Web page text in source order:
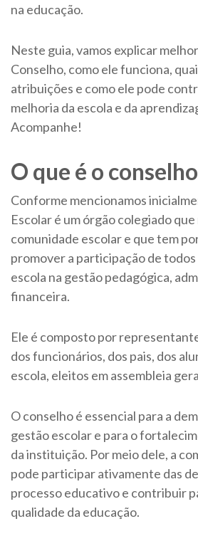
na educação.
Neste guia, vamos explicar
Conselho, como ele funciona,
atribuições e como ele pode
melhoria da escola e da
Acompanhe!
O que é o
Conforme mencionamos
Escolar é um órgão colegiado
comunidade escolar e que tem
promover a participação de
escola na gestão pedagógica,
financeira.
Ele é composto por
dos funcionários, dos pais, dos
escola, eleitos em assembleia
O conselho é essencial para a
gestão escolar e para o
da instituição. Por meio dele, a
pode participar ativamente das
processo educativo e contribuir
qualidade da educação.